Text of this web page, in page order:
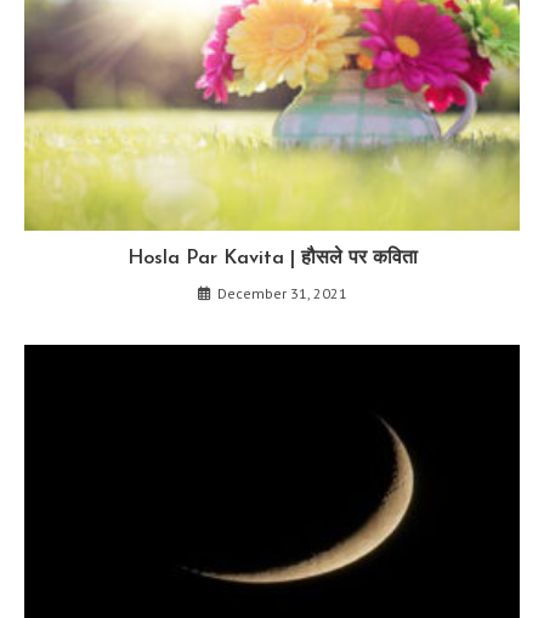
Hosla Par Kavita | हौसले पर कविता
December 31, 2021